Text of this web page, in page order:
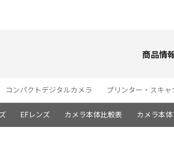
商品情
コンパクトデジタルカメラ プリンター・スキャ
EFレンズ カメラ本体比較表 カメラ本